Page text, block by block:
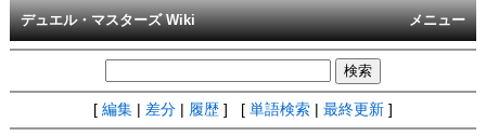
メニュー
デュエル・マスターズ Wiki
[ 編集 差分 履歴 ] [ 単語検索 最終更新 ]